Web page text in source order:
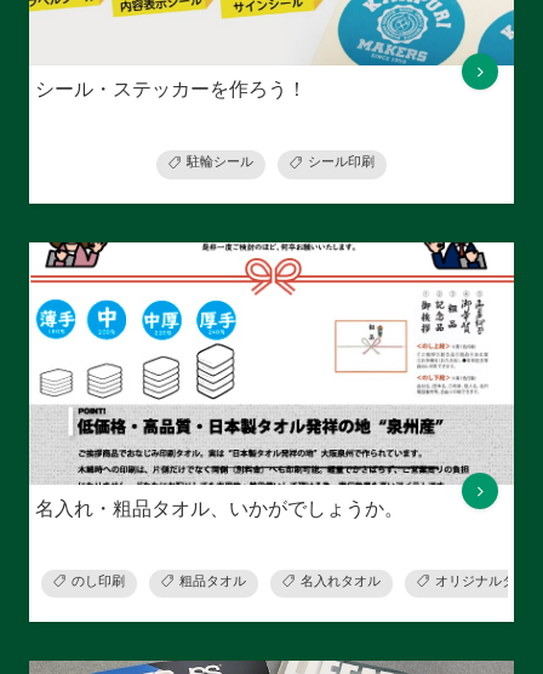
シール・ステッカーを作ろう！
駐輪シール シール印刷
名入れ・粗品タオル、いかがでしょうか。
のし印刷 粗品タオル 名入れタオル オリジナルタオル